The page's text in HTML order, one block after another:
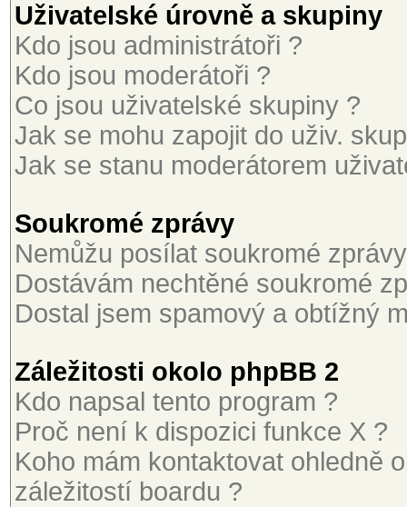
Uživatelské úrovně a skupiny
Kdo jsou administrátoři ?
Kdo jsou moderátoři ?
Co jsou uživatelské skupiny ?
Jak se mohu zapojit do uživ.
Jak se stanu moderátorem
Soukromé zprávy
Nemůžu posílat soukromé
Dostávám nechtěné soukromé
Dostal jsem spamový a obtížný
Záležitosti okolo phpBB 2
Kdo napsal tento program ?
Proč není k dispozici funkce X ?
Koho mám kontaktovat ohledně
záležitostí boardu ?